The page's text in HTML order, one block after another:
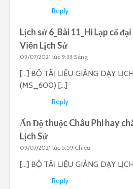
Reply
Lịch sử 6_Bài 11_Hi Lạp cổ
Viên Lịch Sử
09/07/2021 lúc 9:33 Sáng
[…] BỘ TÀI LIỆU GIẢNG DẠY
(MS_600) […]
Reply
Ấn Độ thuộc Châu Phi hay
Lịch Sử
09/07/2021 lúc 5:59 Chiều
[…] BỘ TÀI LIỆU GIẢNG DẠY
Reply